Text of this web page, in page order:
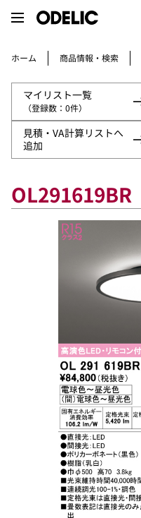
ホーム 商品情報・検索
マイリスト一覧
（登録数： 0件）
見積・VA計算リストへ
追加
OL291619BR